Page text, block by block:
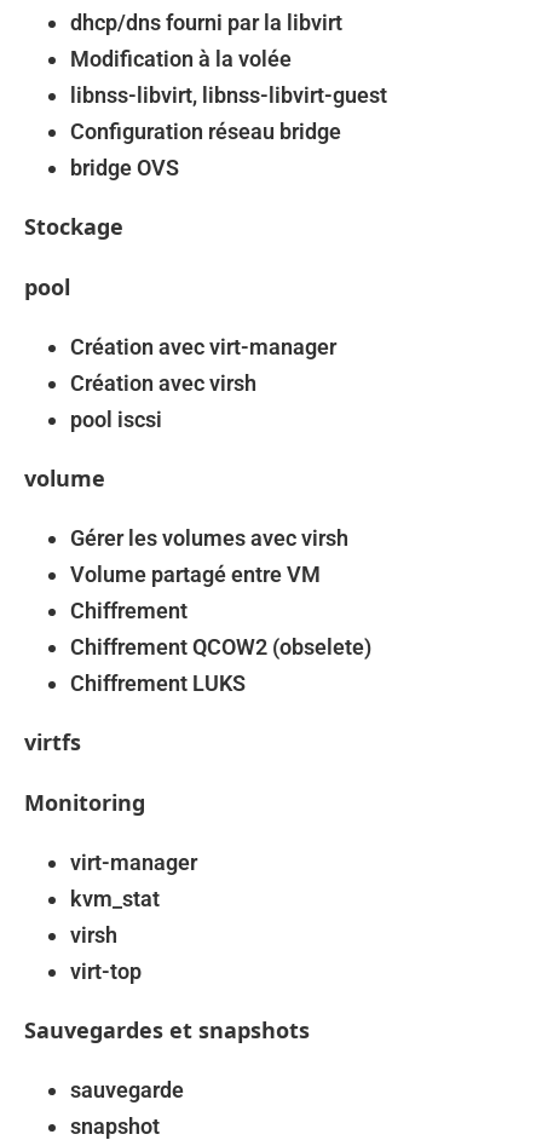
dhcp/dns fourni par la libvirt
Modification à la volée
libnss-libvirt, libnss-libvirt-guest
Configuration réseau bridge
bridge OVS
Stockage
pool
Création avec virt-manager
Création avec virsh
pool iscsi
volume
Gérer les volumes avec virsh
Volume partagé entre VM
Chiffrement
Chiffrement QCOW2 (obselete)
Chiffrement LUKS
virtfs
Monitoring
virt-manager
kvm_stat
virsh
virt-top
Sauvegardes et snapshots
sauvegarde
snapshot